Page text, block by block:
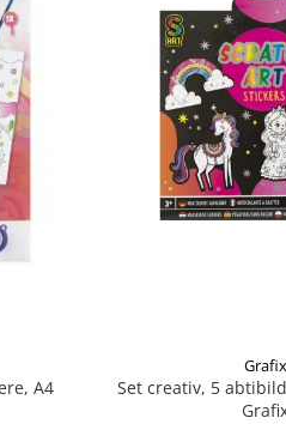
A4
Grafix
Set creativ, 5